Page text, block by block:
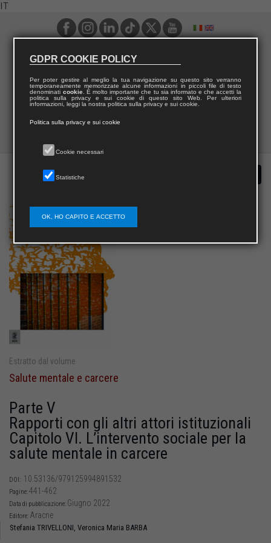
IT
Estratto dal volume
Salute mentale e carcere
Parte V
Rapporti con gli altri attori istituzionali
Capitolo VI. L’intervento sociale per la
salute mentale in carcere
DOI: 10.53136/979125994891532
Pagine:441-462
Data di pubblicazione: Giugno 2022
Editore: Aracne
Stefania TRIVELLONI, Veronica Maria BARBA
GDPR COOKIE POLICY
Per poter gestire al meglio la tua navigazione su questo sito verranno
temporaneamente memorizzate alcune informazioni in piccoli file di testo
denominati cookie. È molto importante che tu sia informato e che accetti la
politica sulla privacy e sui cookie di questo sito Web. Per ulteriori
informazioni, leggi la nostra politica sulla privacy e sui cookie.
Politica sulla privacy e sui cookie
Cookie necessari
Statistiche
OK, HO CAPITO E ACCETTO